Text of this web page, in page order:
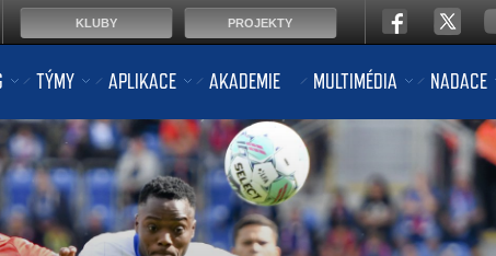
TÝMY APLIKACE AKADEMIE MULTIMÉDIA NADACE
KLUBY PROJEKTY